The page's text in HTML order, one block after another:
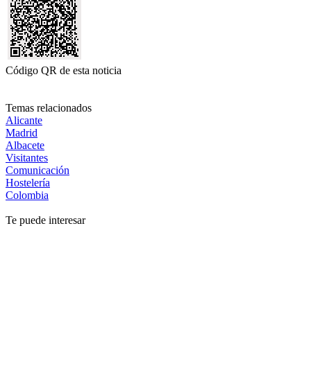
Código QR de esta noticia
Temas relacionados
Alicante
Madrid
Albacete
Visitantes
Comunicación
Hostelería
Colombia
Te puede interesar